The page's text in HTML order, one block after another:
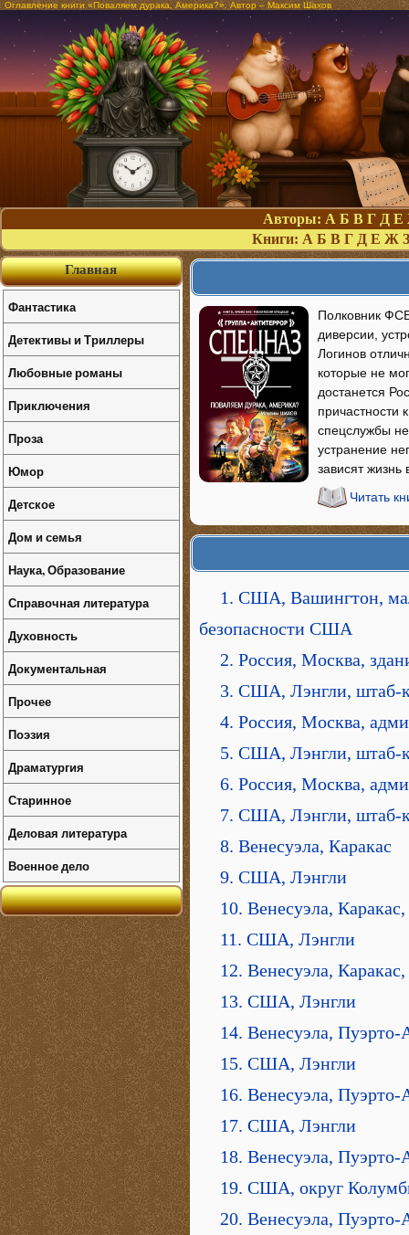
Оглавление книги «Поваляем дурака, Америка?». Автор – Максим Шахов
Авторы: А Б В Г Д Е
Книги: А Б В Г Д Е Ж З
Полковник
диверсии,
Логинов
которые не
достанется
причастности
спецслужбы
устранение
зависят
Читать
1. США, Вашингтон,
безопасности США
2. Россия, Москва,
3. США, Лэнгли, штаб-
4. Россия, Москва,
5. США, Лэнгли, штаб-
6. Россия, Москва,
7. США, Лэнгли, штаб-
8. Венесуэла, Каракас
9. США, Лэнгли
10. Венесуэла,
11. США, Лэнгли
12. Венесуэла,
13. США, Лэнгли
14. Венесуэла, Пуэрто-
15. США, Лэнгли
16. Венесуэла, Пуэрто-
17. США, Лэнгли
18. Венесуэла, Пуэрто-
19. США, округ
20. Венесуэла, Пуэрто-
Главная
Фантастика
Детективы и Триллеры
Любовные романы
Приключения
Проза
Юмор
Детское
Дом и семья
Наука, Образование
Справочная литература
Духовность
Документальная
Прочее
Поэзия
Драматургия
Старинное
Деловая литература
Военное дело